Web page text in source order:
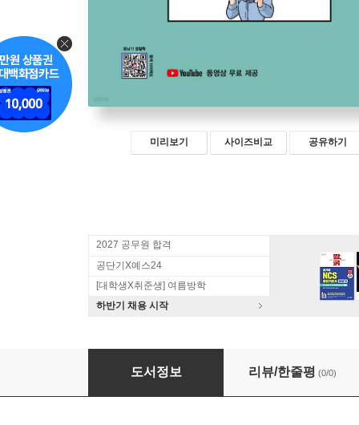
미리보기 사이즈비교 공유하기
2027 공무원 합격
공단기X예스24
[대학생X취준생] 여름방학
하반기 채용 시작
2024 황남기 경찰학 요령 족보 : 법령편
도서정보 리뷰/한줄평 (0/0)